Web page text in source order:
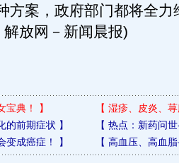
方案，政府部门都将全力
放网－新闻晨报)
典！ 】 【 湿疹、皮炎、
的前期症状 】 【 热点：新药问
成癌症！ 】 【 高血压、高血